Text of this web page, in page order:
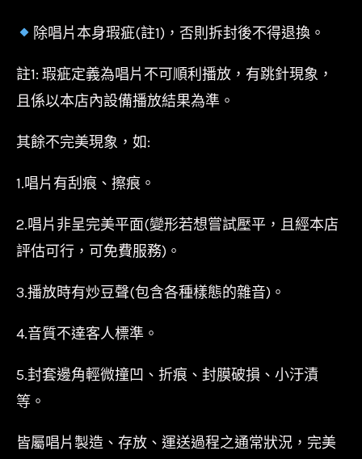
除唱片本身瑕疵(註1)，否則拆封後不得退換。
註1: 瑕疵定義為唱片不可順利播放，有跳針現象，
且係以本店內設備播放結果為準。
其餘不完美現象，如:
1.唱片有刮痕、擦痕。
2.唱片非呈完美平面(變形若想嘗試壓平，且經本店
評估可行，可免費服務)。
3.播放時有炒豆聲(包含各種樣態的雜音)。
4.音質不達客人標準。
5.封套邊角輕微撞凹、折痕、封膜破損、小汙漬
等。
皆屬唱片製造、存放、運送過程之通常狀況，完美